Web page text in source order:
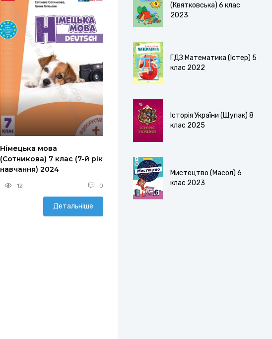
Німецька мова
(Сотникова) 7 клас (7-й рік
навчання) 2024
12 0
Детальніше
(Квятковська) 6 клас
2023
ГДЗ Математика (Істер) 5
клас 2022
Історія України (Щупак) 8
клас 2025
Мистецтво (Масол) 6
клас 2023